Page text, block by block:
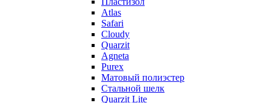
Atlas
Safari
Cloudy
Quarzit
Agneta
Purex
Матовый полиэстер
Стальной шелк
Quarzit Lite